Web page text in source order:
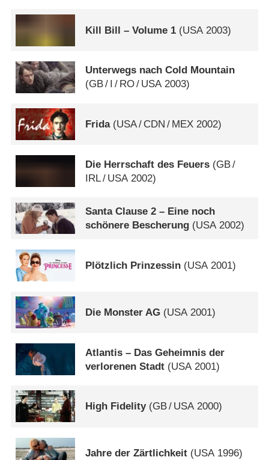
Kill Bill – Volume 1 (USA 2003)
Unterwegs nach Cold Mountain
(GB/ / RO/ USA2003)
Frida(USA/ CDN / MEX 2002)
Die Herrschaft des Feuers (GB/
IRL/ USA 2002)
Santa Clause 2 – Eine noch
schönere Bescherung (USA2002)
Plötzlich Prinzessin (USA 2001)
Die Monster AG (USA2001)
Atlantis – Das Geheimnis der
verlorenen Stadt (USA 2001)
High Fidelity(GB/ USA2000)
Jahre der Zärtlichkeit (USA1996)